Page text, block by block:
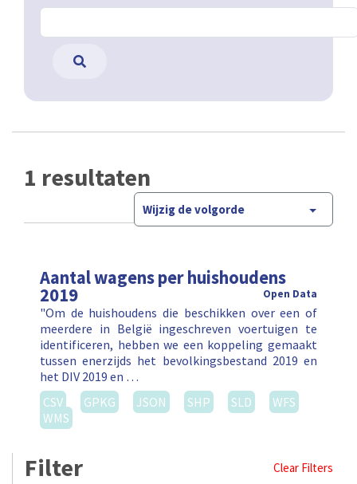
1 resultaten
Wijzig de volgorde
Aantal wagens per huishoudens
2019 Open Data
"Om de huishoudens die beschikken over een of
meerdere in België ingeschreven voertuigen te
identificeren, hebben we een koppeling gemaakt
tussen enerzijds het bevolkingsbestand 2019 en
het DIV 2019 en …
CSV
GPKG JSON SHP SLD
WFS
WMS
Filter Clear Filters